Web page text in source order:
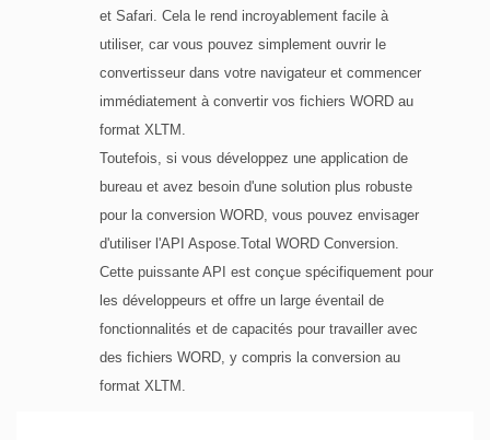
et Safari. Cela le rend incroyablement facile à
utiliser, car vous pouvez simplement ouvrir le
convertisseur dans votre navigateur et commencer
immédiatement à convertir vos fichiers WORD au
format XLTM.
Toutefois, si vous développez une application de
bureau et avez besoin d'une solution plus robuste
pour la conversion WORD, vous pouvez envisager
d'utiliser l'API Aspose.Total WORD Conversion.
Cette puissante API est conçue spécifiquement pour
les développeurs et offre un large éventail de
fonctionnalités et de capacités pour travailler avec
des fichiers WORD, y compris la conversion au
format XLTM.